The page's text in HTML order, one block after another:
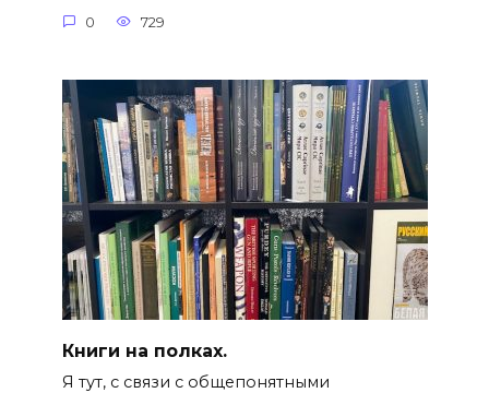
0 729
Книги на полках.
Я тут, с связи с общепонятными